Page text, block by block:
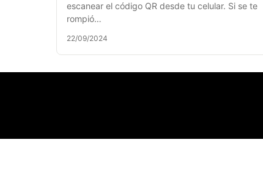
escanear el código QR desde tu celular. Si se te
rompió…
22/09/2024